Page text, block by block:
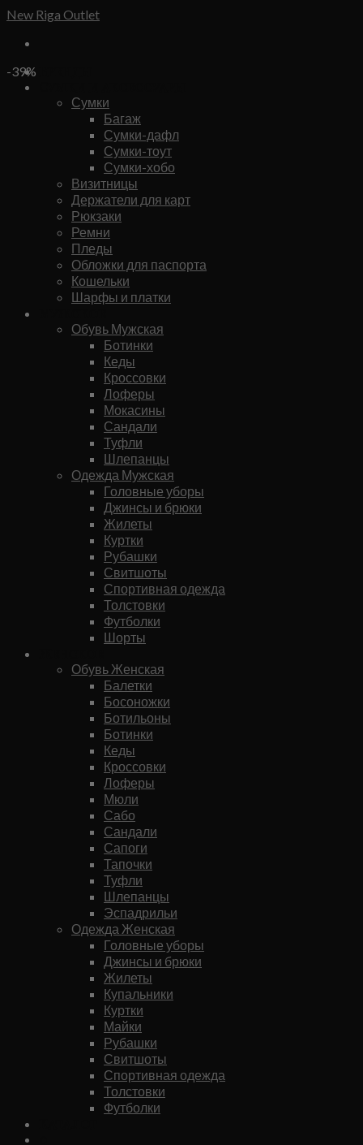
Skip
content
New Riga Outlet
Сумки
Багаж
Сумки-дафл
Сумки-тоут
Сумки-хобо
Визитницы
Держатели для карт
Рюкзаки
Ремни
Пледы
Обложки для паспорта
Кошельки
Шарфы и платки
Обувь Мужская
Ботинки
Кеды
Кроссовки
Лоферы
Мокасины
Сандали
Туфли
Шлепанцы
Одежда Мужская
Головные уборы
Джинсы и брюки
Жилеты
Куртки
Рубашки
Свитшоты
Спортивная одежда
Толстовки
Футболки
Шорты
Обувь Женская
Балетки
Босоножки
Ботильоны
Ботинки
Кеды
Кроссовки
Лоферы
Мюли
Сабо
Сандали
Сапоги
Тапочки
Туфли
Шлепанцы
Эспадрильи
Одежда Женская
Головные уборы
Джинсы и брюки
Жилеты
Купальники
Куртки
Майки
Рубашки
Свитшоты
Спортивная одежда
Толстовки
Футболки
-39%